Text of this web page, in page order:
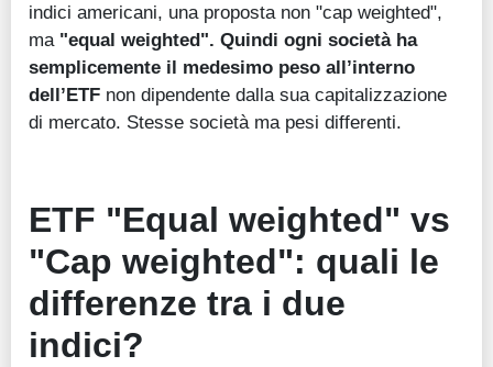
indici americani, una proposta non "cap weighted",
ma "equal weighted". Quindi ogni società ha
semplicemente il medesimo peso all’interno
dell’ETF non dipendente dalla sua capitalizzazione
di mercato. Stesse società ma pesi differenti.
ETF "Equal weighted" vs
"Cap weighted": quali le
differenze tra i due
indici?